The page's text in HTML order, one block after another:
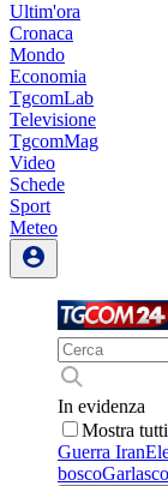
Ultim'ora
Cronaca
Mondo
Economia
TgcomLab
Televisione
TgcomMag
Video
Schede
Sport
Meteo
In evidenza
Mostra tutti
Guerra Iran
boscoGarlasco